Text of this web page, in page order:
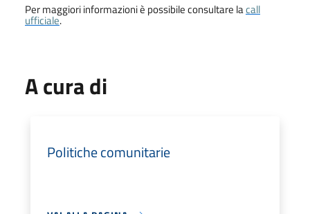
Per maggiori informazioni è possibile consultare lacall
ufficiale.
A cura di
Politiche comunitarie